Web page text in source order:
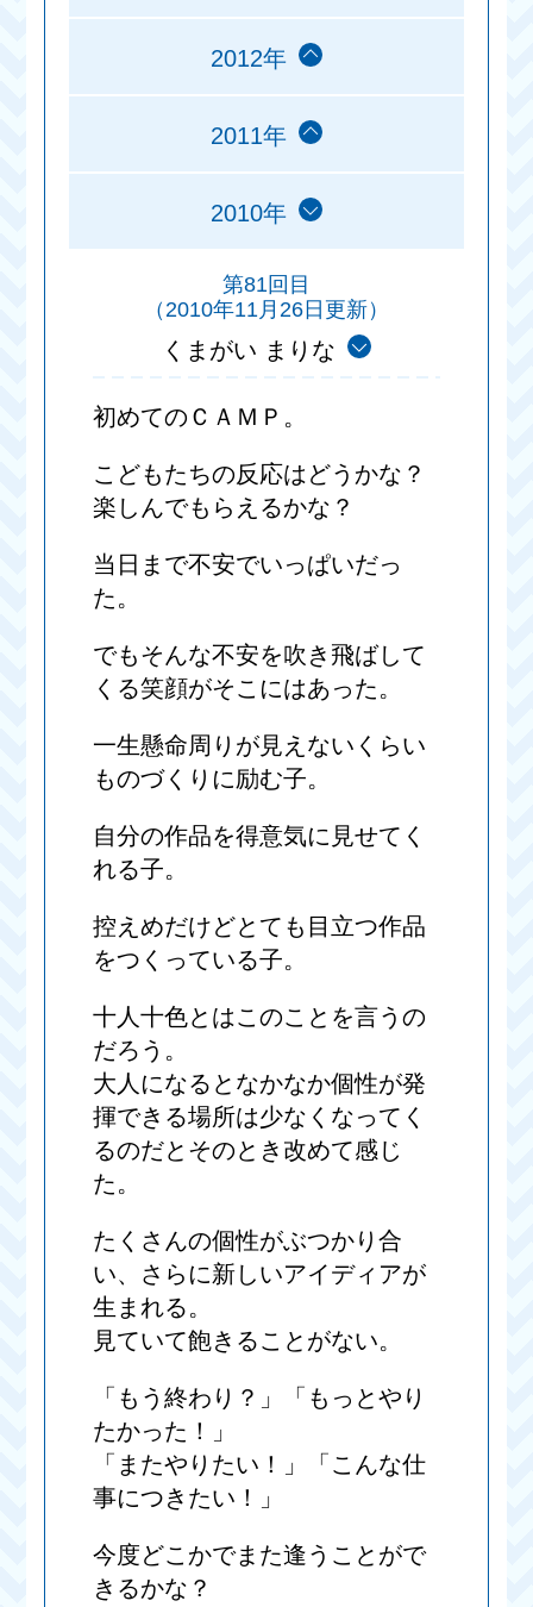
2012年
2011年
2010年
第81回目
（2010年11月26日更新）
くまがい まりな
初めてのＣＡＭＰ。
こどもたちの反応はどうかな？
楽しんでもらえるかな？
当日まで不安でいっぱいだっ
た。
でもそんな不安を吹き飛ばして
くる笑顔がそこにはあった。
一生懸命周りが見えないくらい
ものづくりに励む子。
自分の作品を得意気に見せてく
れる子。
控えめだけどとても目立つ作品
をつくっている子。
十人十色とはこのことを言うの
だろう。
大人になるとなかなか個性が発
揮できる場所は少なくなってく
るのだとそのとき改めて感じ
た。
たくさんの個性がぶつかり合
い、さらに新しいアイディアが
生まれる。
見ていて飽きることがない。
「もう終わり？」「もっとやり
たかった！」
「またやりたい！」「こんな仕
事につきたい！」
今度どこかでまた逢うことがで
きるかな？